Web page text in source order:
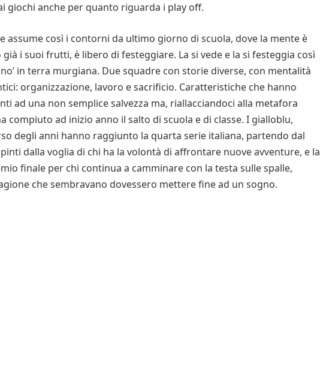
giochi anche per quanto riguarda i play off.
assume così i contorni da ultimo giorno di scuola, dove la mente è
i suoi frutti, è libero di festeggiare. La si vede e la si festeggia così
in terra murgiana. Due squadre con storie diverse, con mentalità
organizzazione, lavoro e sacrificio. Caratteristiche che hanno
ad una non semplice salvezza ma, riallacciandoci alla metafora
compiuto ad inizio anno il salto di scuola e di classe. I gialloblu,
degli anni hanno raggiunto la quarta serie italiana, partendo dal
dalla voglia di chi ha la volontà di affrontare nuove avventure, e la
finale per chi continua a camminare con la testa sulle spalle,
che sembravano dovessero mettere fine ad un sogno.